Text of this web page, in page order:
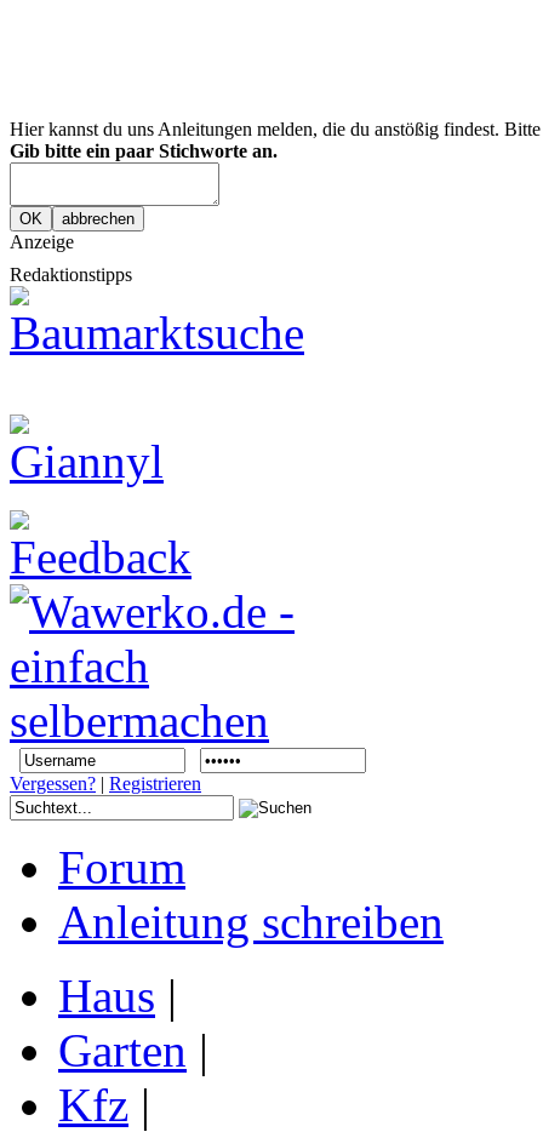
Hier kannst du uns Anleitungen melden, die du anstößig findest.
Gib bitte ein paar Stichworte an.
Anzeige
Redaktionstipps
Vergessen? | Registrieren
Forum
Anleitung schreiben
Haus |
Garten |
Kfz |